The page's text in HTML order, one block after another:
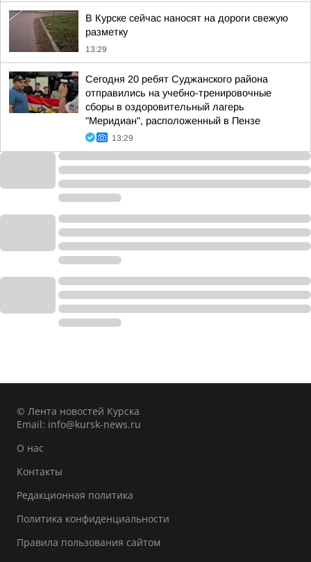
В Курске сейчас наносят на дороги свежую
разметку
13:29
Сегодня 20 ребят Суджанского района
отправились на учебно-тренировочные
сборы в оздоровительный лагерь
"Меридиан", расположенный в Пензе
13:29
© Лента новостей Курска
Email: info@kursk-news.ru
О нас
Контакты
Редакционная политика
Политика конфиденциальности
Правила пользования сайтом